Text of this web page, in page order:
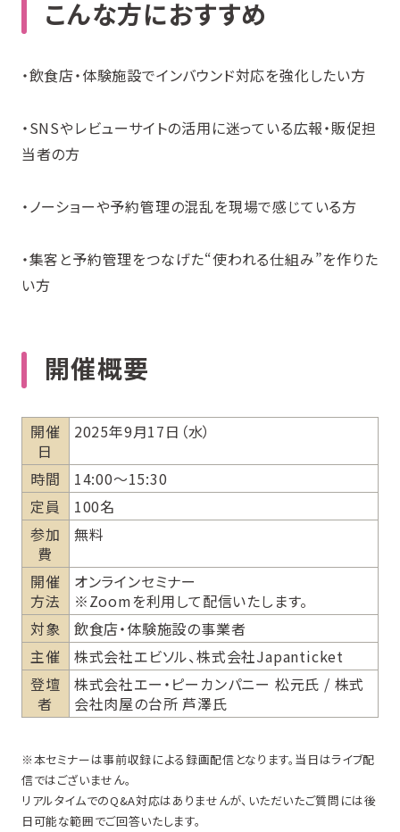
こんな方におすすめ
・飲食店・体験施設でインバウンド対応を強化したい方
・SNSやレビューサイトの活用に迷っている広報・販促担
当者の方
・ノーショーや予約管理の混乱を現場で感じている方
・集客と予約管理をつなげた“使われる仕組み”を作りた
い方
開催概要
開催
日
2025年9月17日（水）
時間
14:00〜15:30
定員
100名
参加
費
無料
開催
方法
オンラインセミナー
※Zoomを利用して配信いたします。
対象
飲食店・体験施設の事業者
主催
株式会社エビソル、株式会社Japanticket
登壇
者
株式会社エー・ピーカンパニー 松元氏 / 株式
会社肉屋の台所 芦澤氏
※本セミナーは事前収録による録画配信となります。当日はライブ配
信ではございません。
リアルタイムでのQ&A対応はありませんが、いただいたご質問には後
日可能な範囲でご回答いたします。